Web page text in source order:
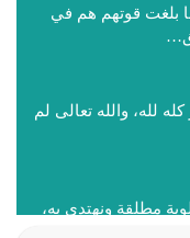
بلغت قوتهم هم في
لله، والله تعالى لم
مطلقة ونهتدي به،